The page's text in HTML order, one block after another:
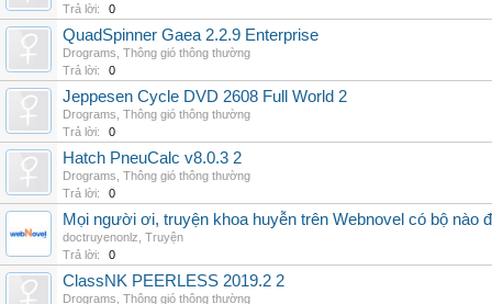
Trả lời:
0
QuadSpinner Gaea 2.2.9 Enterprise
Drograms Thông gió thông thường
Trả lời:
0
Jeppesen Cycle DVD 2608 Full World 2
Drograms Thông gió thông thường
Trả lời:
0
Hatch PneuCalc v8.0.3 2
Drograms Thông gió thông thường
Trả lời:
0
Mọi người ơi, truyện khoa huyễn trên Webnovel có bộ nào
doctruyenonlz Truyện
Trả lời:
0
ClassNK PEERLESS 2019.2 2
Drograms Thông gió thông thường